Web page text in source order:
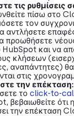
τις ρυθμίσεις
πίσω στο
τον
αντλήσετε
προωθήσετε
και να
κλήσεων
αναπάντητες)
στις
την επέκταση:
το click-to-
βεβαιωθείτε ότι
την επέκταση